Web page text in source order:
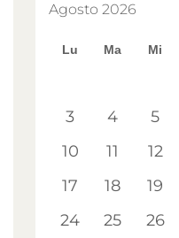
Agosto 2026
Lu Ma Mi
3
4 5
10
11 12
17
18 19
24
25 26